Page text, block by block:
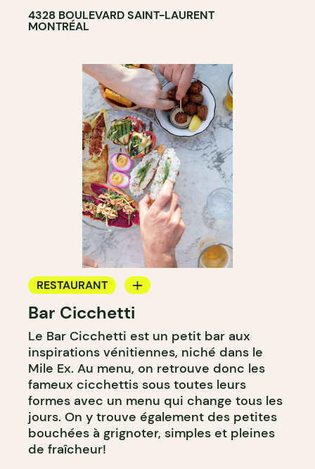
4328 BOULEVARD SAINT-LAURENT
MONTRÉAL
RESTAURANT
BAR
BAR À VIN
BAR À COCKTAIL
Bar Cicchetti
Le Bar Cicchetti est un petit bar aux
inspirations vénitiennes, niché dans le
Mile Ex. Au menu, on retrouve donc les
fameux cicchettis sous toutes leurs
formes avec un menu qui change tous les
jours. On y trouve également des petites
bouchées à grignoter, simples et pleines
de fraîcheur!